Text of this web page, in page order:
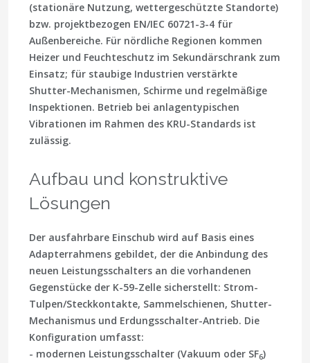
(stationäre Nutzung, wettergeschützte Standorte)
bzw. projektbezogen EN/IEC 60721-3-4 für
Außenbereiche. Für nördliche Regionen kommen
Heizer und Feuchteschutz im Sekundärschrank zum
Einsatz; für staubige Industrien verstärkte
Shutter-Mechanismen, Schirme und regelmäßige
Inspektionen. Betrieb bei anlagentypischen
Vibrationen im Rahmen des KRU-Standards ist
zulässig.
Aufbau und konstruktive
Lösungen
Der ausfahrbare Einschub wird auf Basis eines
Adapterrahmens gebildet, der die Anbindung des
neuen Leistungsschalters an die vorhandenen
Gegenstücke der K-59-Zelle sicherstellt: Strom-
Tulpen/Steckkontakte, Sammelschienen, Shutter-
Mechanismus und Erdungsschalter-Antrieb. Die
Konfiguration umfasst:
- modernen Leistungsschalter (Vakuum oder SF6)